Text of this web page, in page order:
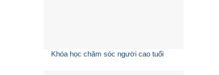
Khóa học chăm sóc người cao tuổi